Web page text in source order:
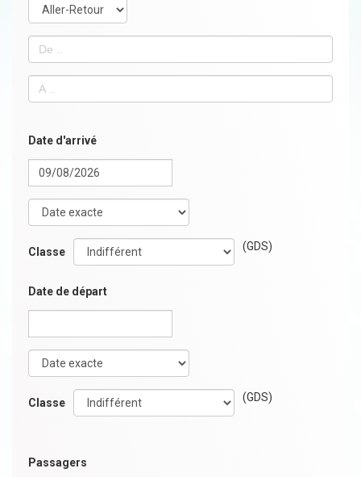
Date d'arrivé
Classe (GDS)
Date de départ
Classe (GDS)
Passagers